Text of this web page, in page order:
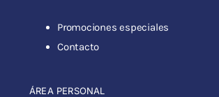
Promociones especiales
Contacto
ÁREA PERSONAL